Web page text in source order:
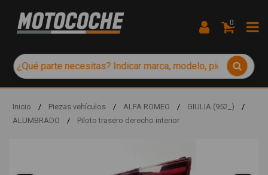
0
Inicio / Piezas vehículos / ALFA ROMEO / GIULIA (952_)
/
ALUMBRADO
/ Piloto trasero derecho interior